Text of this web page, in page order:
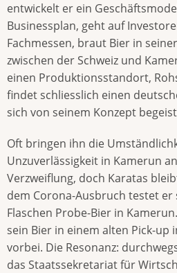
entwickelt er ein
Businessplan, geht auf
Fachmessen, braut Bier in
zwischen der Schweiz und
einen Produktionsstandort,
findet schliesslich einen
sich von seinem Konzept
Oft bringen ihn die
Unzuverlässigkeit in Kamerun
Verzweiflung, doch Karatas
dem Corona-Ausbruch testet
Flaschen Probe-Bier in
sein Bier in einem alten Pick-up
vorbei. Die Resonanz:
das Staatssekretariat für